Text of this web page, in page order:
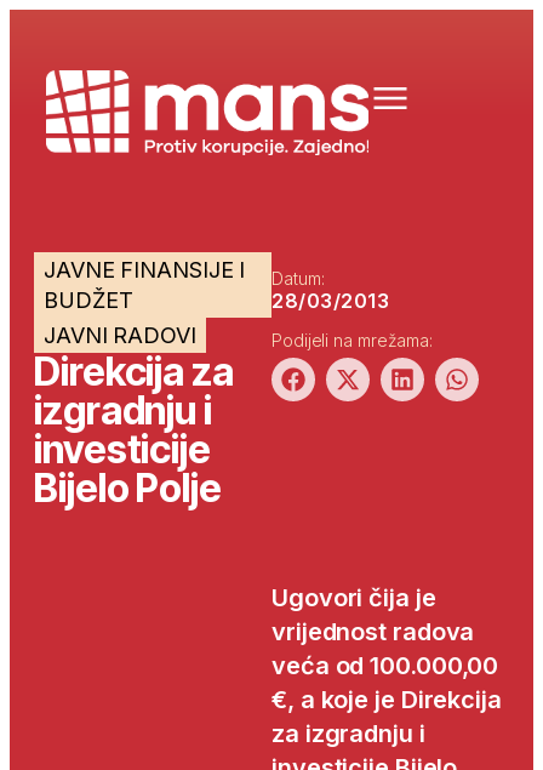
JAVNE FINANSIJE I
BUDŽET
JAVNI RADOVI
Direkcija za
izgradnju i
investicije
Bijelo Polje
Datum:
28/03/2013
Podijeli na mrežama:
Ugovori čija je
vrijednost radova
veća od 100.000,00
€, a koje je Direkcija
za izgradnju i